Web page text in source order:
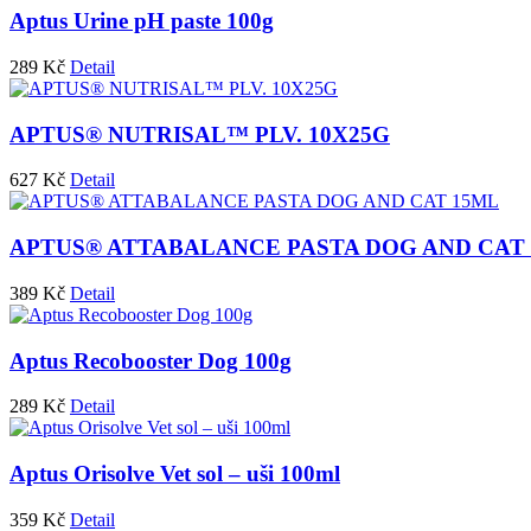
Aptus Urine pH paste 100g
289 Kč Detail
APTUS® NUTRISAL™ PLV. 10X25G
627 Kč Detail
APTUS® ATTABALANCE PASTA DOG AND
389 Kč Detail
Aptus Recobooster Dog 100g
289 Kč Detail
Aptus Orisolve Vet sol – uši 100ml
359 Kč Detail